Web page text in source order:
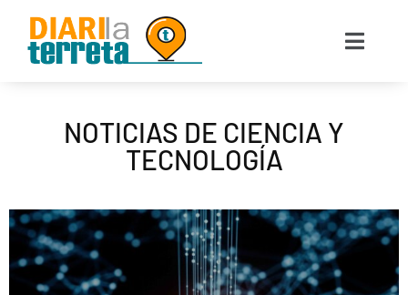
NOTICIAS DE CIENCIA Y
TECNOLOGÍA